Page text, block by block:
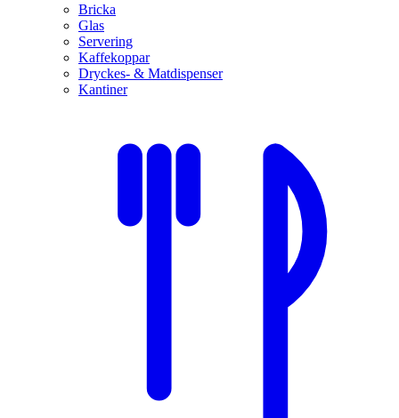
Bricka
Glas
Servering
Kaffekoppar
Dryckes- & Matdispenser
Kantiner